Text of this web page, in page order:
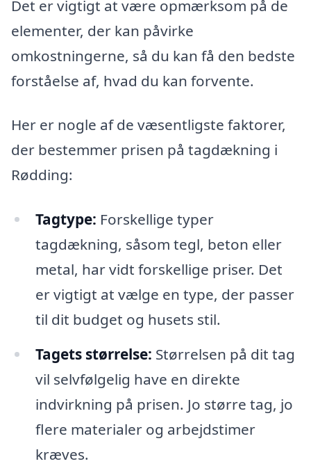
Det er vigtigt at være opmærksom på de
elementer, der kan påvirke
omkostningerne, så du kan få den bedste
forståelse af, hvad du kan forvente.
Her er nogle af de væsentligste faktorer,
der bestemmer prisen på tagdækning i
Rødding:
Tagtype: Forskellige typer
tagdækning, såsom tegl, beton eller
metal, har vidt forskellige priser. Det
er vigtigt at vælge en type, der passer
til dit budget og husets stil.
Tagets størrelse: Størrelsen på dit tag
vil selvfølgelig have en direkte
indvirkning på prisen. Jo større tag, jo
flere materialer og arbejdstimer
kræves.